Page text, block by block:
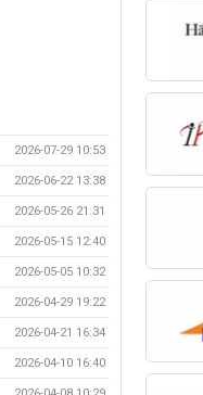
2026-07-29 10:53
2026-06-22 13:38
2026-05-26 21:31
2026-05-15 12:40
2026-05-05 10:32
2026-04-29 19:22
2026-04-21 16:34
2026-04-10 16:40